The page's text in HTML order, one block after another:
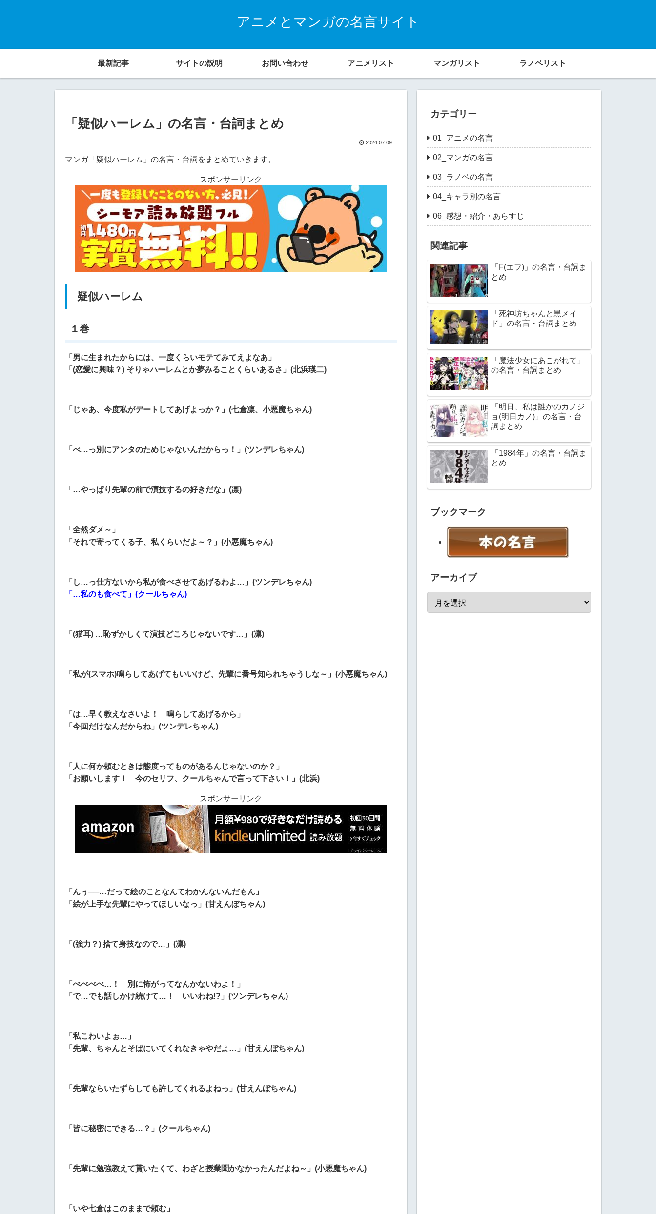
アニメとマンガの名言サイト
最新記事 サイトの説明 お問い合わせ アニメリスト マンガリスト ラノベリスト
「疑似ハーレム」の名言・台詞まとめ
2024.07.09
マンガ「疑似ハーレム」の名言・台詞をまとめていきます。
スポンサーリンク
疑似ハーレム
１巻
「男に生まれたからには、一度くらいモテてみてえよなあ」
「(恋愛に興味？) そりゃハーレムとか夢みることくらいあるさ」(北浜瑛二)
「じゃあ、今度私がデートしてあげよっか？」(七倉凛、小悪魔ちゃん)
「べ…っ別にアンタのためじゃないんだからっ！」(ツンデレちゃん)
「…やっぱり先輩の前で演技するの好きだな」(凛)
「全然ダメ～」
「それで寄ってくる子、私くらいだよ～？」(小悪魔ちゃん)
「し…っ仕方ないから私が食べさせてあげるわよ…」(ツンデレちゃん)
「…私のも食べて」(クールちゃん)
「(猫耳) …恥ずかしくて演技どころじゃないです…」(凛)
「私が(スマホ)鳴らしてあげてもいいけど、先輩に番号知られちゃうしな～」(小悪魔ちゃん)
「は…早く教えなさいよ！ 鳴らしてあげるから」
「今回だけなんだからね」(ツンデレちゃん)
「人に何か頼むときは態度ってものがあるんじゃないのか？」
「お願いします！ 今のセリフ、クールちゃんで言って下さい！」(北浜)
スポンサーリンク
「んぅ──…だって絵のことなんてわかんないんだもん」
「絵が上手な先輩にやってほしいなっ」(甘えんぼちゃん)
「(強力？) 捨て身技なので…」(凛)
「べべべべ…！ 別に怖がってなんかないわよ！」
「で…でも話しかけ続けて…！ いいわね!?」(ツンデレちゃん)
「私こわいよぉ…」
「先輩、ちゃんとそばにいてくれなきゃやだよ…」(甘えんぼちゃん)
「先輩ならいたずらしても許してくれるよねっ」(甘えんぼちゃん)
「皆に秘密にできる…？」(クールちゃん)
「先輩に勉強教えて貰いたくて、わざと授業聞かなかったんだよね～」(小悪魔ちゃん)
「いや七倉はこのままで頼む」
カテゴリー
01_アニメの名言
02_マンガの名言
03_ラノベの名言
04_キャラ別の名言
06_感想・紹介・あらすじ
関連記事
「F(エフ)」の名言・台詞ま
とめ
「死神坊ちゃんと黒メイ
ド」の名言・台詞まとめ
「魔法少女にあこがれて」
の名言・台詞まとめ
「明日、私は誰かのカノジ
ョ(明日カノ)」の名言・台
詞まとめ
「1984年」の名言・台詞ま
とめ
ブックマーク
アーカイブ